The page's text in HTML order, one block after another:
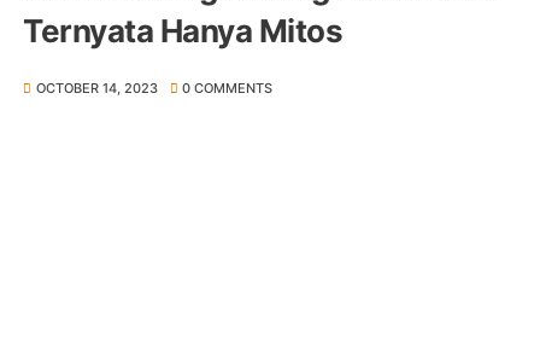
Ternyata Hanya Mitos
OCTOBER 14, 2023 0 COMMENTS